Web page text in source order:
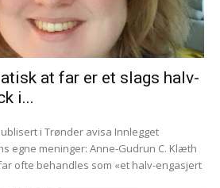
at far er et slags halv-
i...
Anne-Gudrun C. Klæth
ofte behandles som «et halv-engasjert